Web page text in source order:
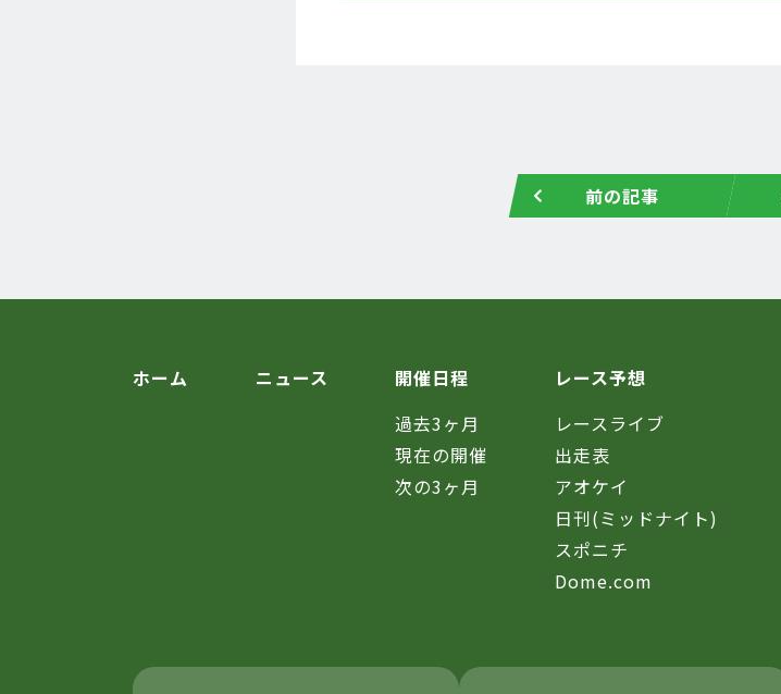
前の記事
ホーム ニュース
開催日程
過去3ヶ月
現在の開催
次の3ヶ月
レース予想
レースライブ
出走表
アオケイ
日刊(ミッドナイト)
スポニチ
Dome.com